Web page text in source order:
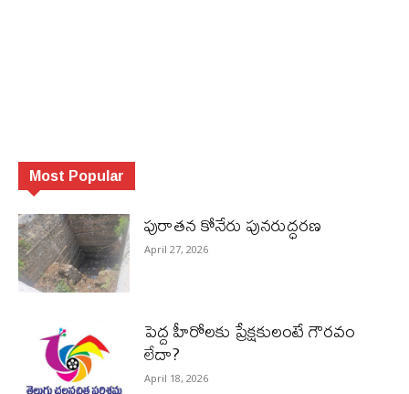
Most Popular
పురాత‌న కోనేరు పున‌రుద్ధ‌ర‌ణ
April 27, 2026
పెద్ద హీరోల‌కు ప్రేక్ష‌కులంటే గౌర‌వం
లేదా?
April 18, 2026